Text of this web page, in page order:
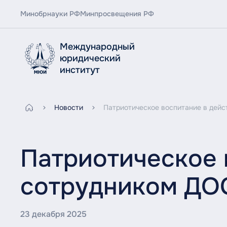
Минобрнауки РФМинпросвещения РФ
Международный
юридический
институт
Новости Патриотическое воспитание в
Патриотическое
сотрудником
23 декабря 2025